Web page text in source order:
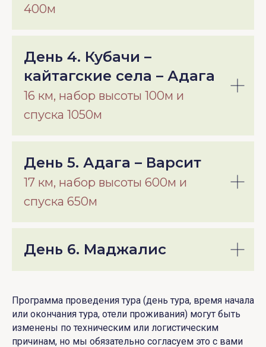
400м
День 4. Кубачи –
кайтагские села – Адага
16 км, набор высоты 100м и
спуска 1050м
День 5. Адага – Варсит
17 км, набор высоты 600м и
спуска 650м
День 6. Маджалис
Программа проведения тура (день тура, время начала
или окончания тура, отели проживания) могут быть
изменены по техническим или логистическим
причинам, но мы обязательно согласуем это с вами